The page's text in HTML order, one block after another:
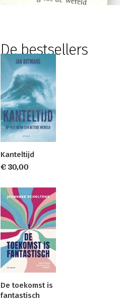
De bestsellers
Kanteltijd
€ 30,00
De toekomst is
fantastisch